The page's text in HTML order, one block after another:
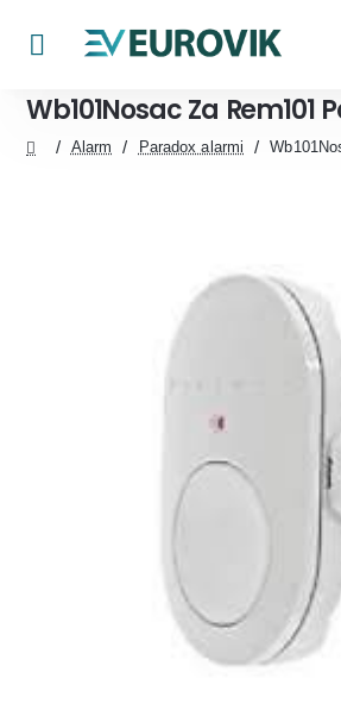
Wb101Nosac Za Rem101
Alarm Paradox alarmi